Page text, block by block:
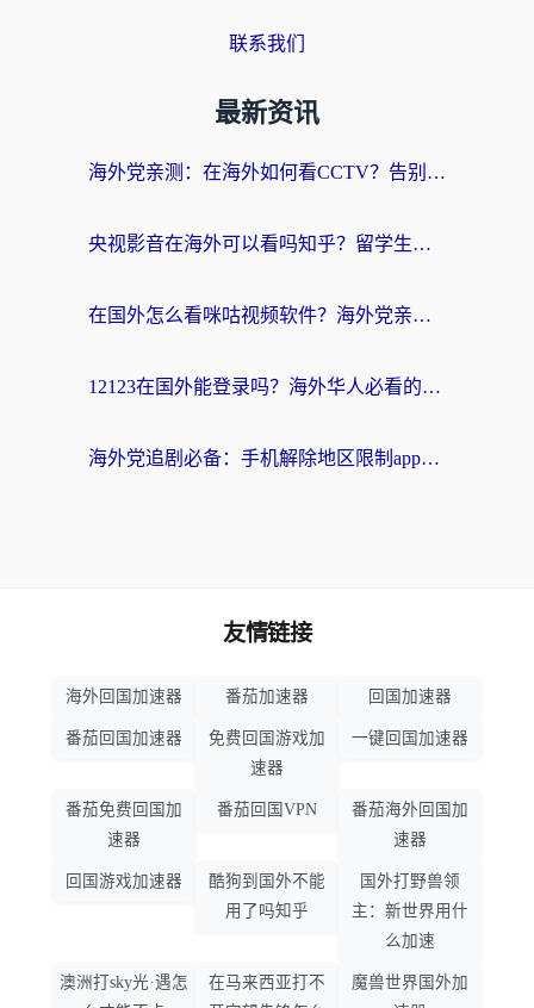
联系我们
最新资讯
海外党亲测：在海外如何看CCTV？告别“仅限大陆播放”的实用指南
央视影音在海外可以看吗知乎？留学生亲测：3步解决地域限制+追剧自由
在国外怎么看咪咕视频软件？海外党亲测有效的回国加速方案
12123在国外能登录吗？海外华人必看的回国加速实用指南
海外党追剧必备：手机解除地区限制app怎么选？解决央视视频&国内剧地区限制全指南
友情链接
海外回国加速器 番茄加速器 回国加速器
番茄回国加速器
免费回国游戏加
速器
一键回国加速器
番茄免费回国加
速器
番茄回国VPN
番茄海外回国加
速器
回国游戏加速器
酷狗到国外不能
用了吗知乎
国外打野兽领
主：新世界用什
么加速
澳洲打sky光·遇怎
在马来西亚打不
魔兽世界国外加